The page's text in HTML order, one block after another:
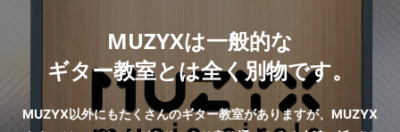
MUZYXは一般的な
ギター教室とは全く別物です。
MUZYX以外にもたくさんのギター教室がありますが、MUZYX